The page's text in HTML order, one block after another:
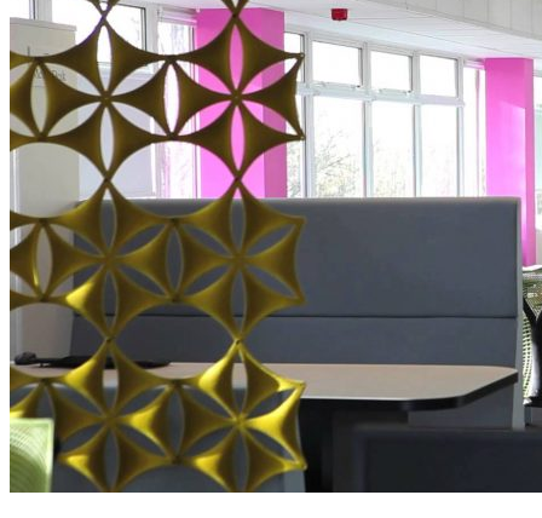
Même hors-ligne votre smartphone peut vous aider en
Comment réduire au maximum la consommation de son